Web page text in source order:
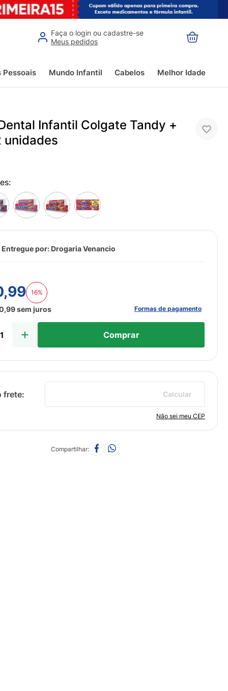
Faça o login ou cadastre-se
Meus pedidos
Pessoais Mundo Infantil Cabelos Melhor Idade
Infantil Colgate Tandy +
unidades
Entregue por: Drogaria Venancio
,99 16%
,99sem juros Formas de pagamento
Comprar
Não sei meu CEP
Calcular
Compartilhar